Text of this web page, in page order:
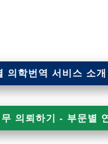
의학번역 서비스 소개
의뢰하기 - 부문별